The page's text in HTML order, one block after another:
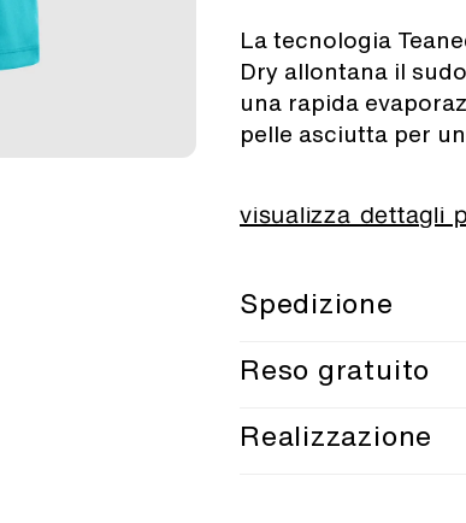
La tecnologia
Dry allontana il
una rapida
pelle asciutta per
visualizza dettagli
Spedizione
Spedizione
Tracciamento della
Spedizione
Reso gratuito
Reso gratuito entro
politiche Teaneck.
Realizzazione